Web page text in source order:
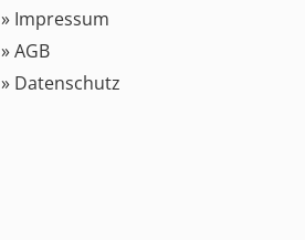
» Impressum
» AGB
» Datenschutz